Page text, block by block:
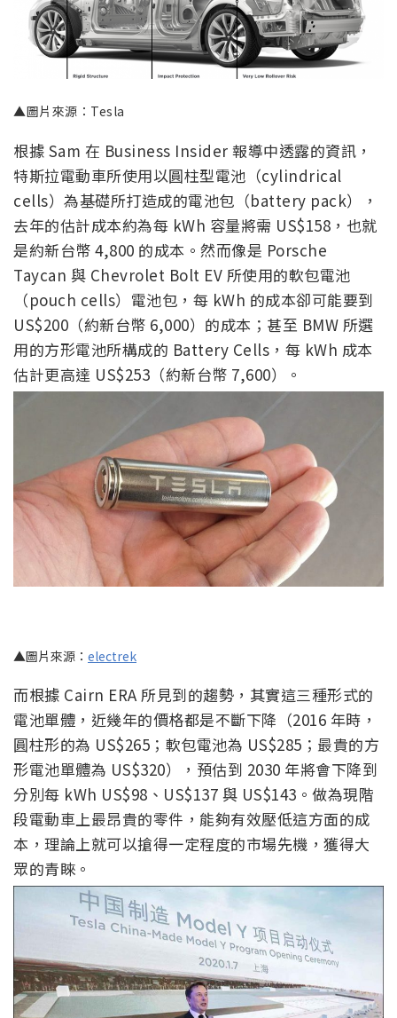
▲圖片來源：Tesla
根據 Sam 在 Business Insider 報導中透露的資訊，
特斯拉電動車所使用以圓柱型電池（cylindrical
cells）為基礎所打造成的電池包（battery pack），
去年的估計成本約為每 kWh 容量將需 US$158，也就
是約新台幣 4,800 的成本。然而像是 Porsche
Taycan 與 Chevrolet Bolt EV 所使用的軟包電池
（pouch cells）電池包，每 kWh 的成本卻可能要到
US$200（約新台幣 6,000）的成本；甚至 BMW 所選
用的方形電池所構成的 Battery Cells，每 kWh 成本
估計更高達 US$253（約新台幣 7,600）。
▲圖片來源： electrek
而根據 Cairn ERA 所見到的趨勢，其實這三種形式的
電池單體，近幾年的價格都是不斷下降（2016 年時，
圓柱形的為 US$265；軟包電池為 US$285；最貴的方
形電池單體為 US$320），預估到 2030 年將會下降到
分別每 kWh US$98、US$137 與 US$143。做為現階
段電動車上最昂貴的零件，能夠有效壓低這方面的成
本，理論上就可以搶得一定程度的市場先機，獲得大
眾的青睞。